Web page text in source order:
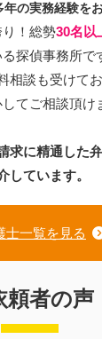
の実務経験をお
！総勢30名以
探偵事務所で
相談も受けてお
てご相談頂け
求に精通した
しています。
士一覧を見る
頼者の声